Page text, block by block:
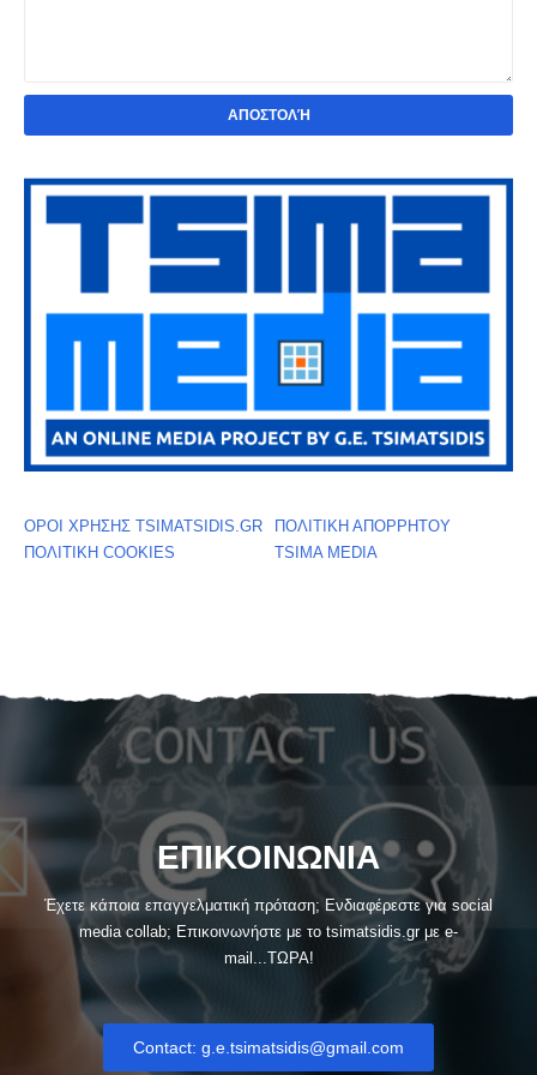
ΟΡΟΙ ΧΡΗΣΗΣ TSIMATSIDIS.GR
ΠΟΛΙΤΙΚΗ ΑΠΟΡΡΗΤΟΥ
ΠΟΛΙΤΙΚΗ COOKIES
TSIMA MEDIA
ΕΠΙΚΟΙΝΩΝΙΑ
Έχετε κάποια επαγγελματική πρόταση; Ενδιαφέρεστε για social
media collab; Eπικοινωνήστε με το tsimatsidis.gr με e-
mail...ΤΩΡΑ!
Contact: g.e.tsimatsidis@gmail.com